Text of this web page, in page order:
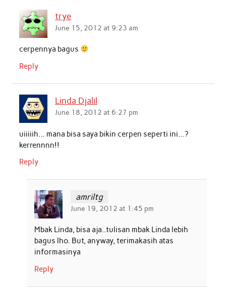
trye
June 15, 2012 at 9:23 am
cerpennya bagus
Reply
Linda Djalil
June 18, 2012 at 6:27 pm
uiiiiih… mana bisa saya bikin cerpen seperti ini…?
kerrennnn!!
Reply
amriltg
June 19, 2012 at 1:45 pm
Mbak Linda, bisa aja..tulisan mbak Linda lebih
bagus lho. But, anyway, terimakasih atas
informasinya
Reply